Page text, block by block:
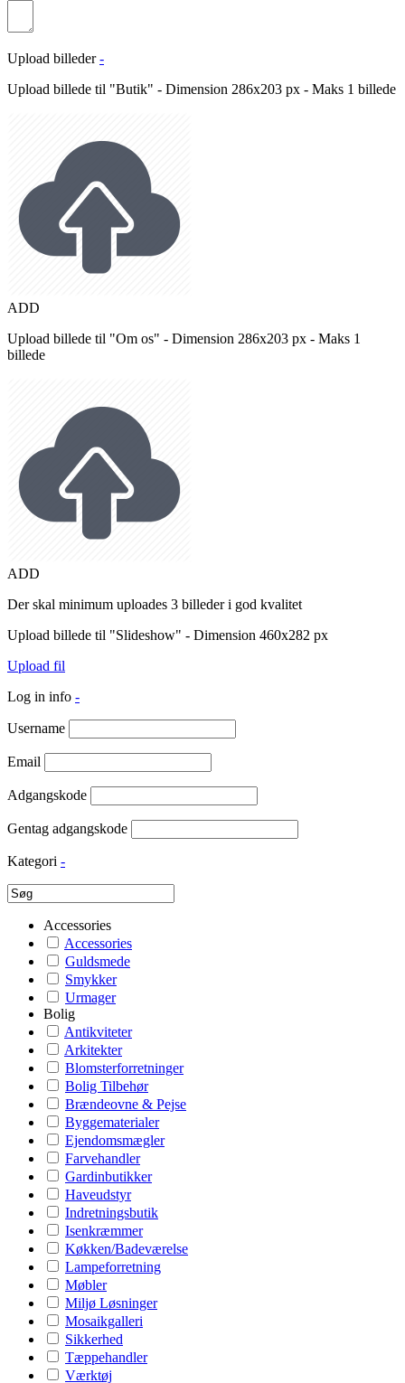
Upload billeder -
Upload billede til "Butik" - Dimension 286x203 px - Maks 1 billede
ADD
Upload billede til "Om os" - Dimension 286x203 px - Maks 1
billede
ADD
Der skal minimum uploades 3 billeder i god kvalitet
Upload billede til "Slideshow" - Dimension 460x282 px
Upload fil
Log in info -
Username
Email
Adgangskode
Gentag adgangskode
Kategori -
Accessories
Accessories
Guldsmede
Smykker
Urmager
Bolig
Antikviteter
Arkitekter
Blomsterforretninger
Bolig Tilbehør
Brændeovne & Pejse
Byggematerialer
Ejendomsmægler
Farvehandler
Gardinbutikker
Haveudstyr
Indretningsbutik
Isenkræmmer
Køkken/Badeværelse
Lampeforretning
Møbler
Miljø Løsninger
Mosaikgalleri
Sikkerhed
Tæppehandler
Værktøj